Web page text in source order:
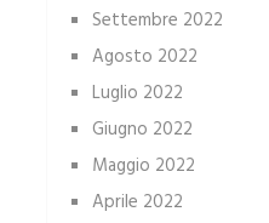
Settembre 2022
Agosto 2022
Luglio 2022
Giugno 2022
Maggio 2022
Aprile 2022